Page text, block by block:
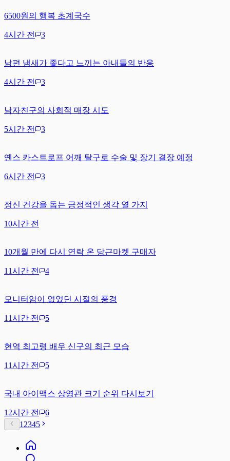
6500원의 행복 초계국수
4시간 전 3
남편 냄새가 좋다고 느끼는 아내들의 반응
4시간 전 3
남자친구의 사회적 매장 시도
5시간 전 3
옌스 카스트로프 어깨 탈구로 수술 및 장기 결장 예정
6시간 전 3
정신 건강을 돕는 긍정적인 생각 열 가지
10시간 전
10개월 만에 다시 연락 온 당근마켓 구매자
11시간 전 4
모니터암이 없었던 시절의 풍경
11시간 전 5
현역 최고령 배우 신구의 최근 모습
11시간 전 5
국내 아이맥스 상영관 크기 순위 다시보기
12시간 전
6
1 2345